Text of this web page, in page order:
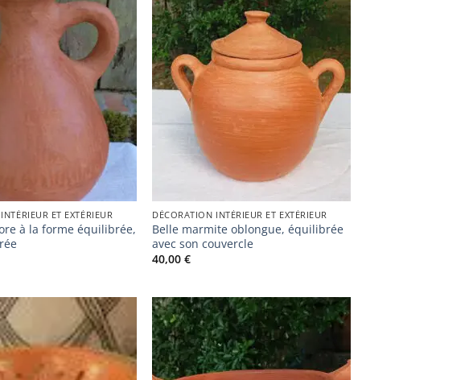
ET EXTÉRIEUR
à la forme équilibrée,
DÉCORATION INTÉRIEUR ET EXTÉRIEUR
Belle marmite oblongue, équilibrée
avec son couvercle
40,00€